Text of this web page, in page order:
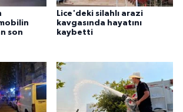
son
Lice'deki silahlı arazi
kavgasında hayatını
kaybetti